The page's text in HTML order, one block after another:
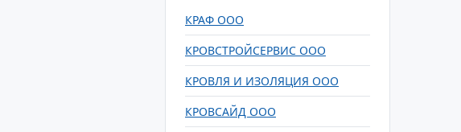
КРАФ ООО
КРОВСТРОЙСЕРВИС ООО
КРОВЛЯ И ИЗОЛЯЦИЯ ООО
КРОВСАЙД ООО